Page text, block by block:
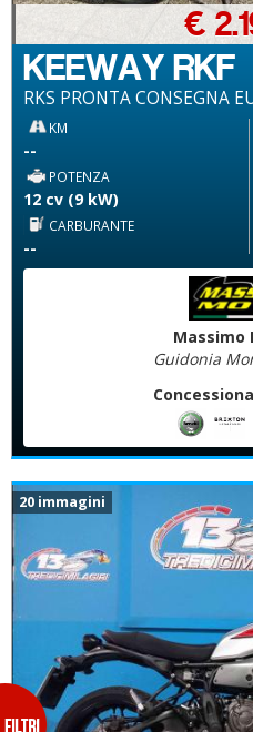
KEEWAY RKF
RKS PRONTA CONSEGNA
€
KM
--
POTENZA
12 cv (9 kW)
CARBURANTE
--
Massimo
Guidonia
20 immagini